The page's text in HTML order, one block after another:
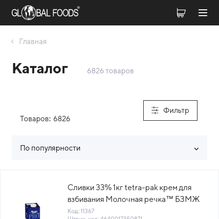
Главная
Каталог 6826 товаров
Фильтр
Товаров: 6826
По популярности
Сливки 33% 1кг tetra-pak крем для
взбивания Молочная речка™ БЗМЖ
UHT Милком Россия (ПУ) (КОД 11367)
Код: 11367